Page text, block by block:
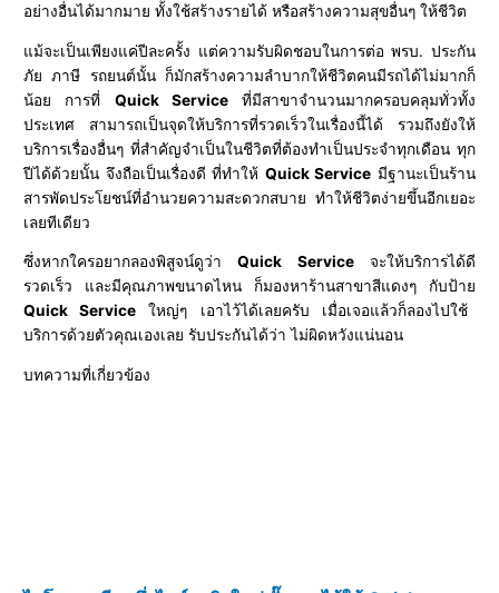
อย่างอื่นได้มากมาย ทั้งใช้สร้างรายได้ หรือสร้างความสุขอื่นๆ ให้ชีวิต
แม้จะเป็นเพียงแค่ปีละครั้ง แต่ความรับผิดชอบในการต่อ พรบ. ประกัน
ภัย ภาษี รถยนต์นั้น ก็มักสร้างความลำบากให้ชีวิตคนมีรถได้ไม่มากก็
น้อย การที่ Quick Serviceที่มีสาขาจำนวนมากครอบคลุมทั่วทั้ง
ประเทศ สามารถเป็นจุดให้บริการที่รวดเร็วในเรื่องนี้ได้ รวมถึงยังให้
บริการเรื่องอื่นๆ ที่สำคัญจำเป็นในชีวิตที่ต้องทำเป็นประจำทุกเดือน ทุก
ปีได้ด้วยนั้น จึงถือเป็นเรื่องดี ที่ทำให้ Quick Service มีฐานะเป็นร้าน
สารพัดประโยชน์ที่อำนวยความสะดวกสบาย ทำให้ชีวิตง่ายขึ้นอีกเยอะ
เลยทีเดียว
ซึ่งหากใครอยากลองพิสูจน์ดูว่าQuick Serviceจะให้บริการได้ดี
รวดเร็ว และมีคุณภาพขนาดไหน ก็มองหาร้านสาขาสีแดงๆ กับป้าย
Quick Service ใหญ่ๆ เอาไว้ได้เลยครับ เมื่อเจอแล้วก็ลองไปใช้
บริการด้วยตัวคุณเองเลย รับประกันได้ว่า ไม่ผิดหวังแน่นอน
บทความที่เกี่ยวข้อง